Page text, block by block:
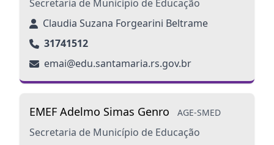
Secretaria de Município de Educação
Claudia Suzana Forgearini Beltrame
31741512
emai@edu.santamaria.rs.gov.br
EMEF Adelmo Simas Genro AGE-SMED
Secretaria de Município de Educação